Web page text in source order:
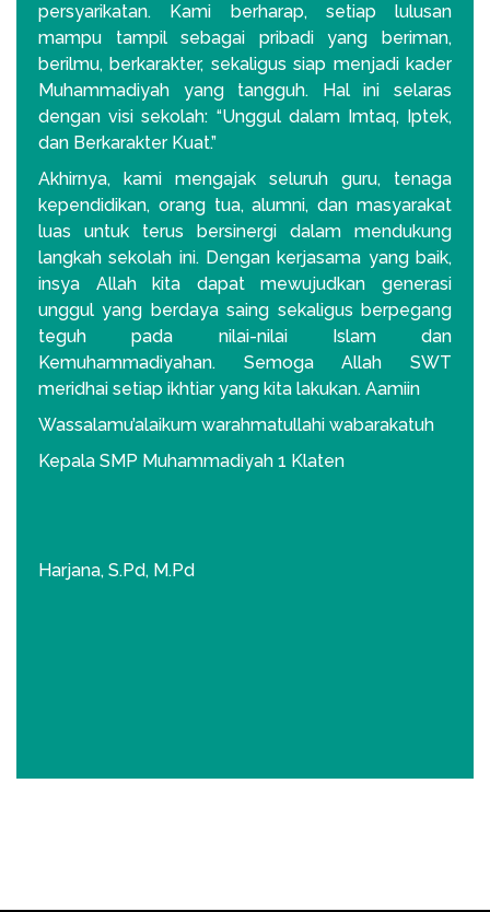
persyarikatan. Kami berharap, setiap lulusan
mampu tampil sebagai pribadi yang beriman,
berilmu, berkarakter, sekaligus siap menjadi kader
Muhammadiyah yang tangguh. Hal ini selaras
dengan visi sekolah: “Unggul dalam Imtaq, Iptek,
dan Berkarakter Kuat.”
Akhirnya, kami mengajak seluruh guru, tenaga
kependidikan, orang tua, alumni, dan masyarakat
luas untuk terus bersinergi dalam mendukung
langkah sekolah ini. Dengan kerjasama yang baik,
insya Allah kita dapat mewujudkan generasi
unggul yang berdaya saing sekaligus berpegang
teguh pada nilai-nilai Islam dan
Kemuhammadiyahan. Semoga Allah SWT
meridhai setiap ikhtiar yang kita lakukan. Aamiin
Wassalamu’alaikum warahmatullahi wabarakatuh
Kepala SMP Muhammadiyah 1 Klaten
Harjana, S.Pd, M.Pd